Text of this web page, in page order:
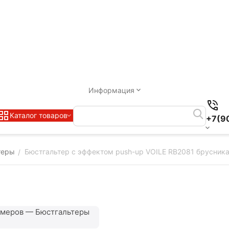
Информация
Каталог товаров
/ Бюстгальтер с эффектом push-up VOILE RB2081 брусника
— Бюстгальтеры